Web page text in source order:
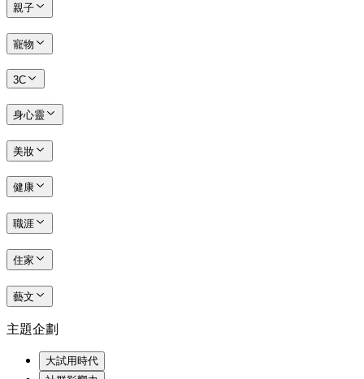
親子
寵物
3C
身心靈
美妝
健康
職涯
住家
藝文
主題企劃
大試用時代